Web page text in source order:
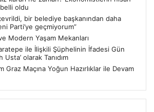
oldu
bir belediye başkanından daha
Parti’ye geçmiyorum”
Modern Yaşam Mekanları
ile İlişkili Şüphelinin İfadesi Gün
Usta’ olarak Tanıdım
Graz Maçına Yoğun Hazırlıklar ile Devam